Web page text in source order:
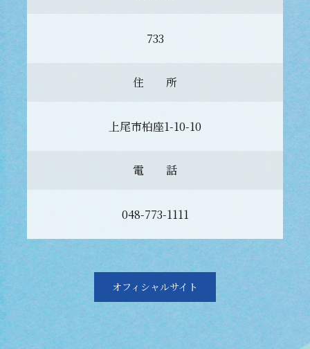
733
住 所
上尾市柏座1-10-10
電 話
048-773-1111
オフィシャルサイト